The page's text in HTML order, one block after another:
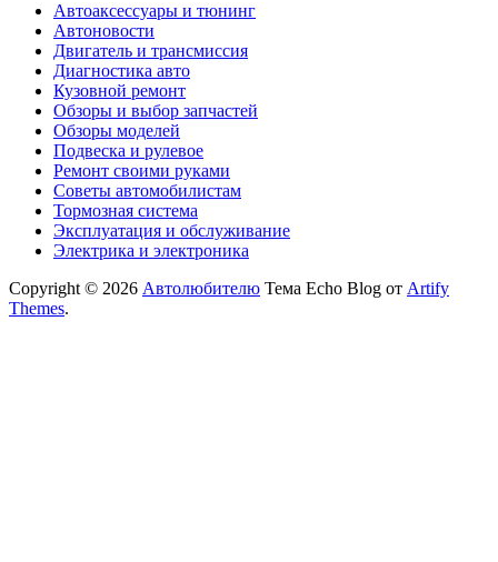
Автоаксессуары и тюнинг
Автоновости
Двигатель и трансмиссия
Диагностика авто
Кузовной ремонт
Обзоры и выбор запчастей
Обзоры моделей
Подвеска и рулевое
Ремонт своими руками
Советы автомобилистам
Тормозная система
Эксплуатация и обслуживание
Электрика и электроника
Copyright © 2026 Автолюбителю Тема Echo Blog от Artify
Themes.